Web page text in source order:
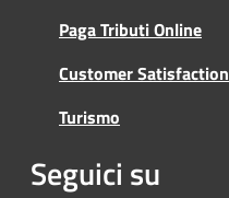
Paga Tributi Online
Customer Satisfaction
Turismo
Seguici su